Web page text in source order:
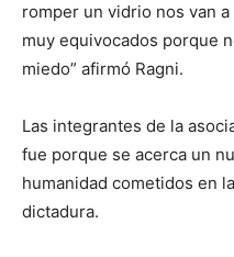
romper un vidrio nos van
muy equivocados porque
miedo” afirmó Ragni.
Las integrantes de la
fue porque se acerca un
humanidad cometidos en
dictadura.